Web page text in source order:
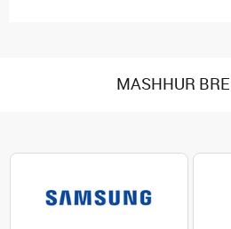
MASHHUR